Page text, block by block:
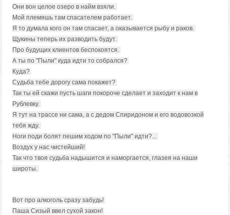
Они вон целое озеро в найм взяли.
Мой племяшь там спасателем работает.
Я то думала кого он там спасает, а оказывается рыбу и раков.
Щукины теперь их разводить будут.
Про будущих клиентов беспокоятся.
А ты по "Пыли" куда идти то собрался?
Куда?
Судьба тебе дорогу сама покажет?
Так ты ей скажи пусть шаги покороче сделает и заходит к нам в
Рублевку.
Я тут на трассе ни сама, а с дедом Спиридоном и его водовозкой
тебя жду.
Ноги поди болят пешим ходом по "Пыли" идти?...
Воздух у нас чистейший!
Так что твоя судьба надышится и наморгается, глазея на наши
широты.
Вот про алкоголь сразу забудь!
Паша Сизый ввел сухой закон!